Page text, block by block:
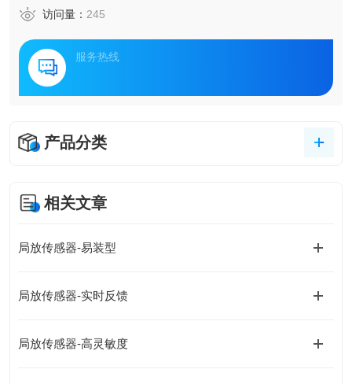
访问量： 245
服务热线
产品分类
相关文章
局放传感器-易装型
局放传感器-实时反馈
局放传感器-高灵敏度